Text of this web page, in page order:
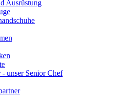
Ausrüstung
- unser Senior Chef